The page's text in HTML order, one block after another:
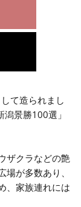
て造られまし
景勝100選」
ザクラなどの艶
が多数あり、
、家族連れには